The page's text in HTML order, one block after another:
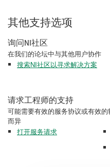
其他支持选项
询问NI社区
在我们的论坛中与其他用户协作
搜索NI社区以寻求解决方案
请求工程师的支持
可能需要有效的服务协议或有效
而异
打开服务请求